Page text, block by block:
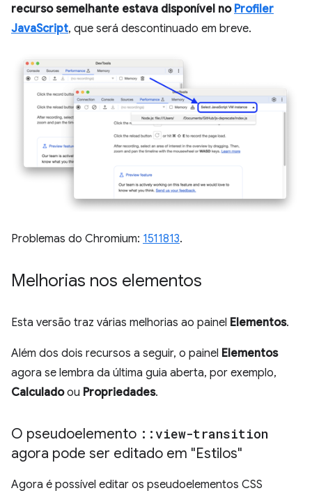
recurso semelhante estava disponível no Profiler
JavaScript, que será descontinuado em breve.
Problemas do Chromium: 1511813.
Melhorias nos elementos
Esta versão traz várias melhorias ao painel Elementos.
Além dos dois recursos a seguir, o painel Elementos
agora se lembra da última guia aberta, por exemplo,
Calculadoou Propriedades.
O pseudoelemento :: view-transition
agora pode ser editado em "Estilos"
Agora é possível editar os pseudoelementos CSS